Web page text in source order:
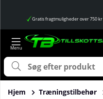
Gratis fragtmuligheder over 750 kr
Hjem Træningstilbehør